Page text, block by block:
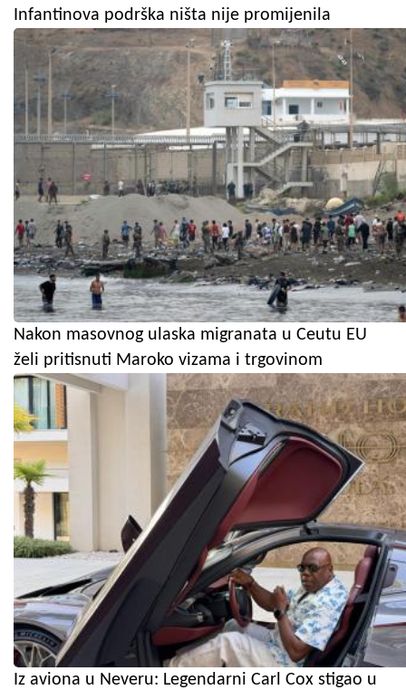
Infantinova podrška ništa nije promijenila
Nakon masovnog ulaska migranata u Ceutu EU
želi pritisnuti Maroko vizama i trgovinom
Iz aviona u Neveru: Legendarni Carl Cox stigao u